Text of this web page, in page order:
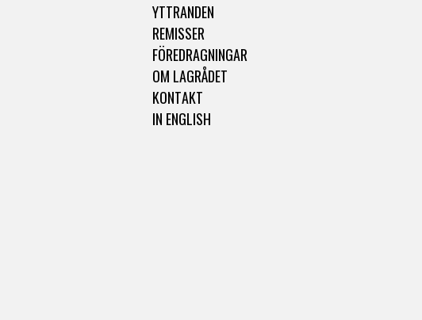
YTTRANDEN
REMISSER
FÖREDRAGNINGAR
OM LAGRÅDET
KONTAKT
IN ENGLISH